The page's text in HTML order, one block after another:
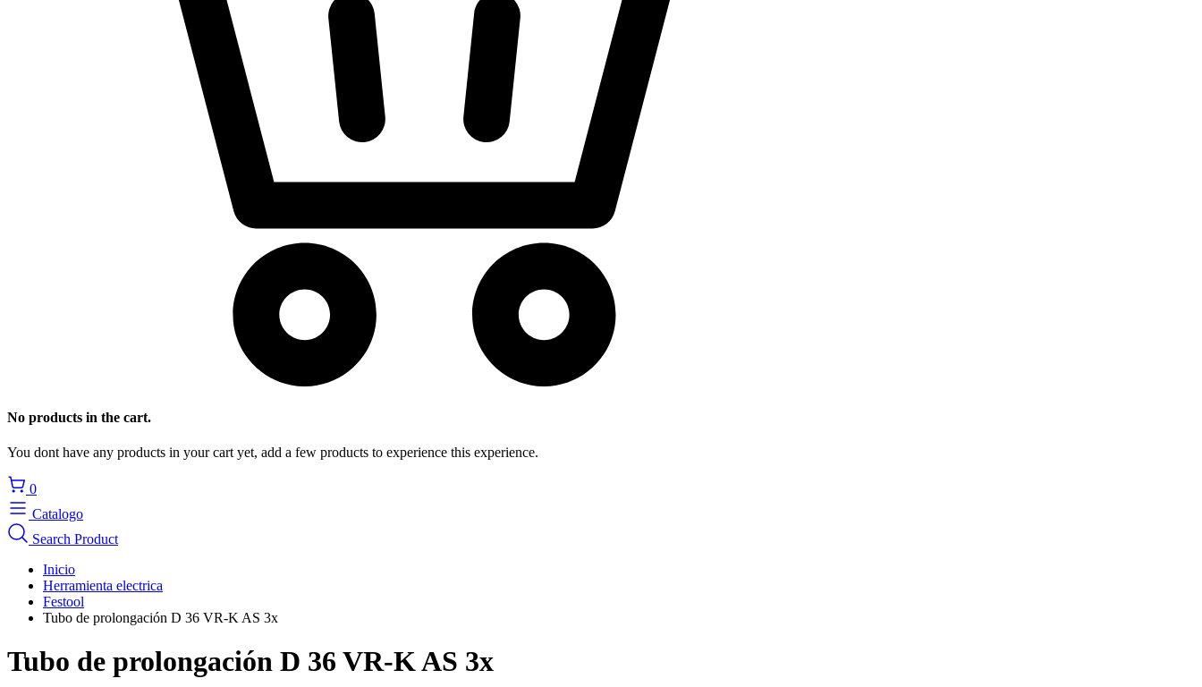
No products in the cart.
You dont have any products in your cart yet, add a few products to experience this experience.
0
Catalogo
Search Product
Inicio
Herramienta electrica
Festool
Tubo de prolongación D 36 VR-K AS 3x
Tubo de prolongación D 36 VR-K AS 3x